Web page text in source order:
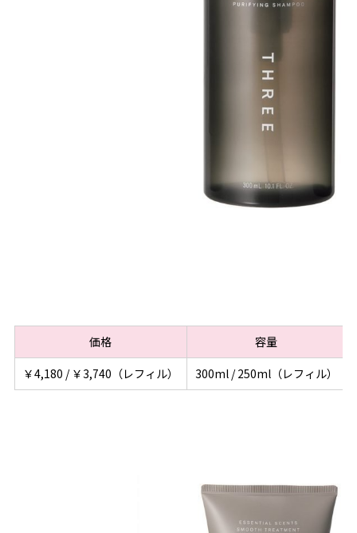
価格
容量
￥4,180 / ￥3,740（レフィル）
300ml / 250ml（レフィル）